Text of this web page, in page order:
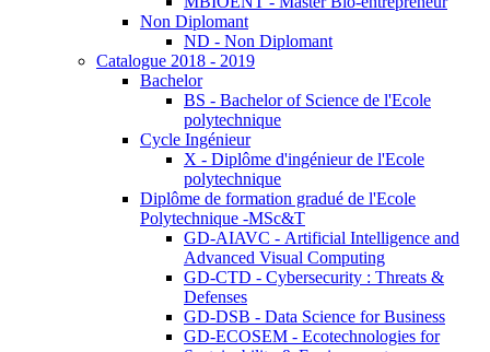
Non Diplomant
ND - Non Diplomant
Catalogue 2018 - 2019
Bachelor
BS - Bachelor of Science de l'Ecole
polytechnique
Cycle Ingénieur
X - Diplôme d'ingénieur de l'Ecole
polytechnique
Diplôme de formation gradué de l'Ecole
Polytechnique -MSc&T
GD-AIAVC - Artificial Intelligence and
Advanced Visual Computing
GD-CTD - Cybersecurity : Threats &
Defenses
GD-DSB - Data Science for Business
GD-ECOSEM - Ecotechnologies for